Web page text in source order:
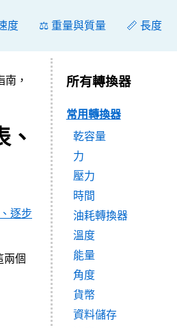
度 ⚖️ 重量與質量 📏 長度
，
逐步
兩個
所有轉換器
常用轉換器
乾容量
力
壓力
時間
油耗轉換器
溫度
能量
角度
貨幣
資料儲存